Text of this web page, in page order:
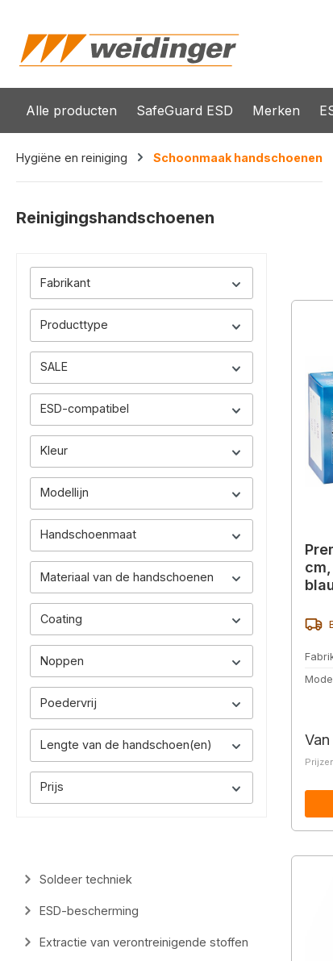
Alle producten SafeGuard ESD Merken
Hygiëne en reiniging Schoonmaak handschoenen
Reinigingshandschoenen
Fabrikant
Producttype
SALE
ESD-compatibel
Kleur
Modellijn
Handschoenmaat
Materiaal van de handschoenen
Coating
Noppen
Poedervrij
Lengte van de handschoen(en)
Prijs
Soldeer techniek
ESD-bescherming
Extractie van verontreinigende stoffen
Van